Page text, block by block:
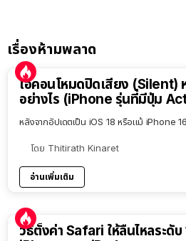
เรื่องห้ามพลาด
ไอคอนโหมดปิดเสียง (Silent)
อย่างไร (iPhone รุ่นที่มีปุ่ม
หลังจากอัปเดตเป็น iOS 18 หรือแม้ iPhone
โดย Thitirath Kinaret
อ่านเพิ่มเติม
วิธีตั้งค่า Safari ให้ลื่นไหลระดั